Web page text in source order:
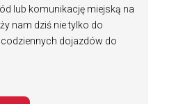
lub komunikację miejską na
nam dziś nie tylko do
codziennych dojazdów do